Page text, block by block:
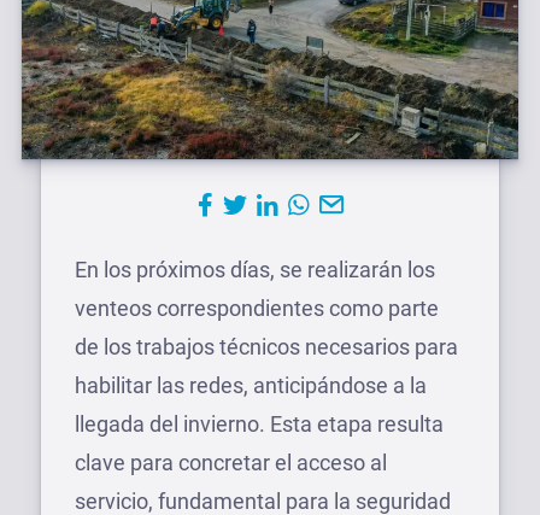
En los próximos días, se realizarán los
venteos correspondientes como parte
de los trabajos técnicos necesarios para
habilitar las redes, anticipándose a la
llegada del invierno. Esta etapa resulta
clave para concretar el acceso al
servicio, fundamental para la seguridad